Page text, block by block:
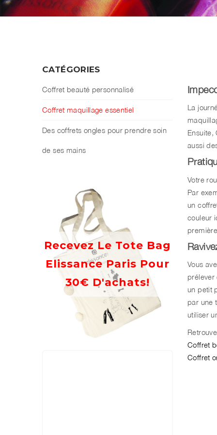
CATÉGORIES
Coffret beauté personnalisé
Coffret maquillage essentiel
Des coffrets ongles pour prendre soin
de ses mains
Recevez Le Tote Bag
Elissance Paris Pour
30€ D'achats!
La
Ensuite,
aussi
Votre
Par
un
couleur
Vous
prélever
un petit
par une
utiliser
Coffret
Coffret